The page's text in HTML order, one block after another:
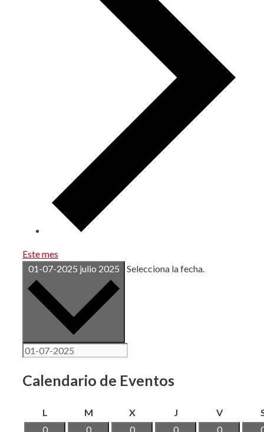
Este mes
01-07-2025 julio 2025 Selecciona la fecha.
Calendario de Eventos
L Mmartes Xmiércoles
Jjueves Vviernes
0
0
0
0
0